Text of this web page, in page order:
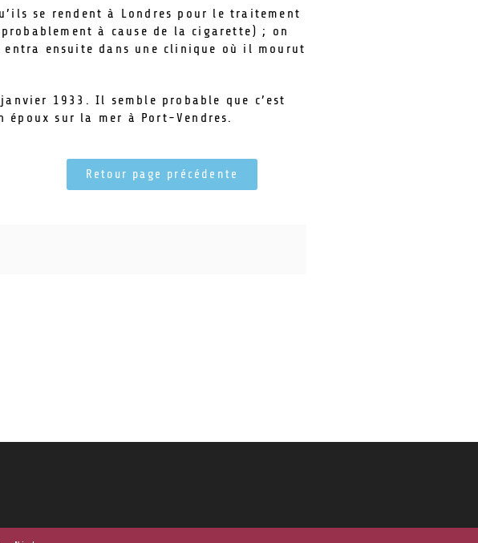
se rendent à Londres pour le traitement
à cause de la cigarette) ; on
ensuite dans une clinique où il mourut
1933. Il semble probable que c’est
époux sur la mer à Port-Vendres.
Retour page précédente